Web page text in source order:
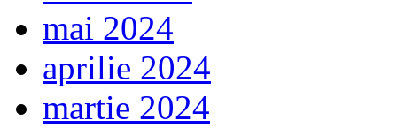
mai 2024
aprilie 2024
martie 2024